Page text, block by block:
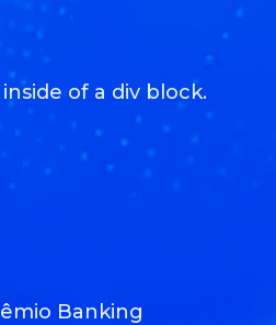
of a div block.
Banking